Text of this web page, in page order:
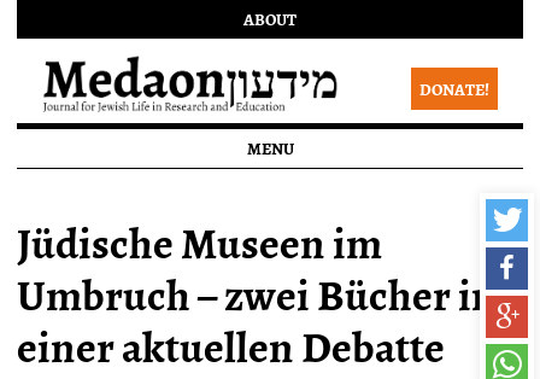
ABOUT
DONATE!
MENU
Jüdische Museen im
Umbruch – zwei Bücher in
einer aktuellen Debatte